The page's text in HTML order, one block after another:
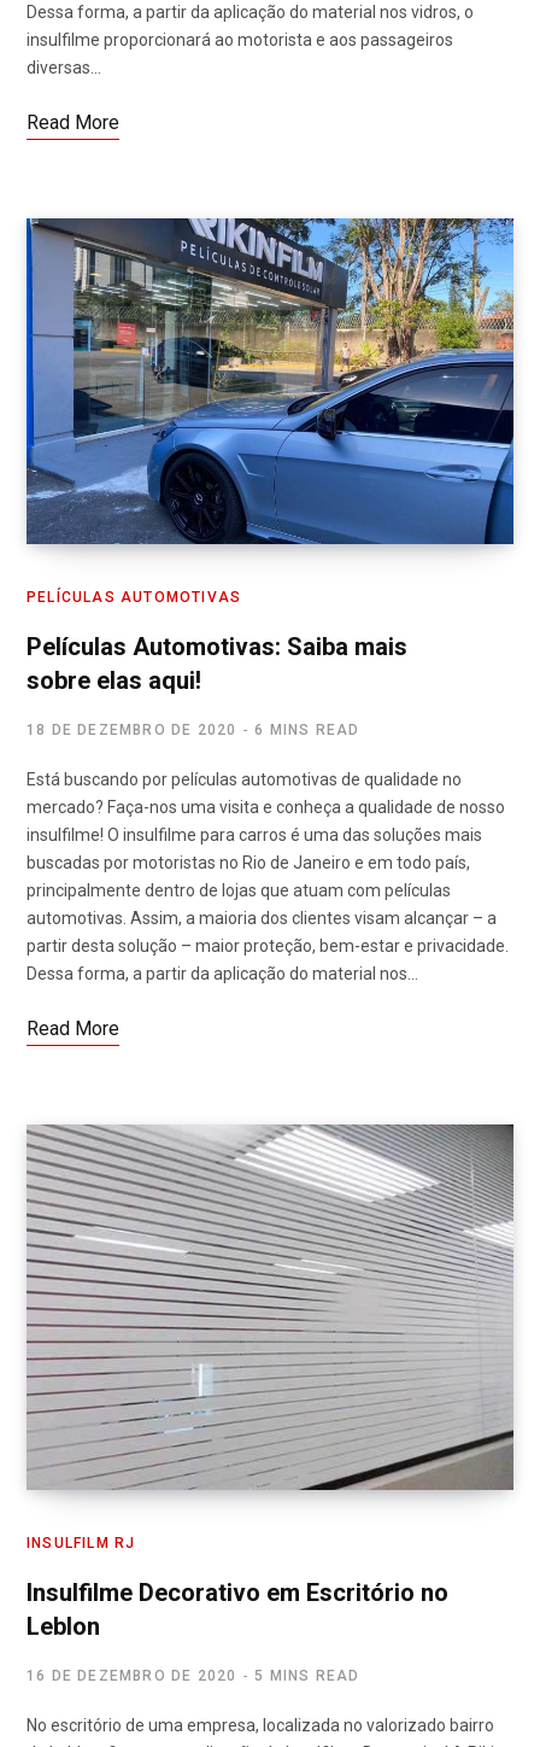
Dessa forma, a partir da aplicação do material nos vidros, o
insulfilme proporcionará ao motorista e aos passageiros
diversas…
Read More
PELÍCULAS AUTOMOTIVAS
Películas Automotivas: Saiba mais
sobre elas aqui!
18 DE DEZEMBRO DE 2020 6 MINS READ
Está buscando por películas automotivas de qualidade no
mercado? Faça-nos uma visita e conheça a qualidade de nosso
insulfilme! O insulfilme para carros é uma das soluções mais
buscadas por motoristas no Rio de Janeiro e em todo país,
principalmente dentro de lojas que atuam com películas
automotivas. Assim, a maioria dos clientes visam alcançar – a
partir desta solução – maior proteção, bem-estar e privacidade.
Dessa forma, a partir da aplicação do material nos…
Read More
INSULFILM RJ
Insulfilme Decorativo em Escritório no
Leblon
16 DE DEZEMBRO DE 2020 5 MINS READ
No escritório de uma empresa, localizada no valorizado bairro